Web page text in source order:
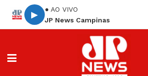
▶
● AO VIVO
JP News Campinas